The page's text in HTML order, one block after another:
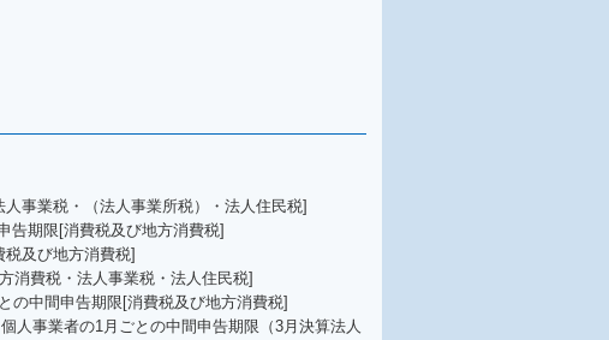
事業税・（法人事業所税）・法人住民税]
告期限[消費税及び地方消費税]
及び地方消費税]
消費税・法人事業税・法人住民税]
の中間申告期限[消費税及び地方消費税]
人事業者の1月ごとの中間申告期限（3月決算法人